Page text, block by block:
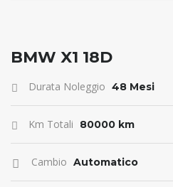
ANTICIPO 0
BMW X1 18D
Durata Noleggio 48 Mesi
Km Totali 80000 km
Cambio Automatico